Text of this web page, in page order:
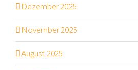
Dezember 2025
November 2025
August 2025